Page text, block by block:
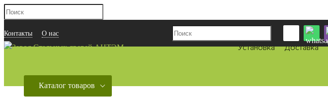
Контакты О нас
Установка Доставка
Каталог товаров